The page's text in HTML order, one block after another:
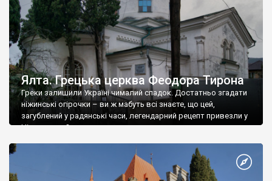
Ялта. Грецька церква Феодора Тирона
Греки залишили Україні чималий спадок. Достатньо згадати
ніжинські огірочки – ви ж мабуть всі знаєте, що цей,
загублений у радянські часи, легендарний рецепт привезли у
Ніжин греки?